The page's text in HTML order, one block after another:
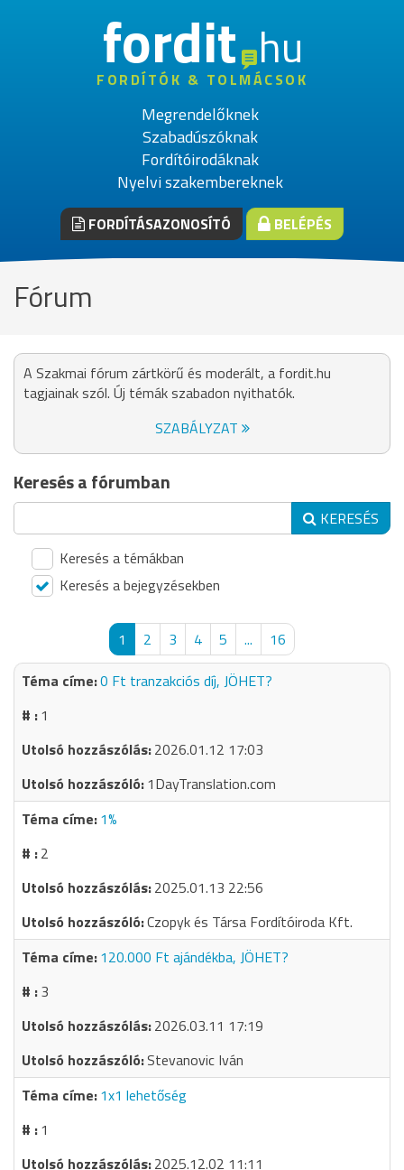
fordithu
FORDÍTÓK & TOLMÁCSOK
Megrendelőknek
Szabadúszóknak
Fordítóirodáknak
Nyelvi szakembereknek
FORDÍTÁSAZONOSÍTÓ BELÉPÉS
Fórum
A Szakmai fórum zártkörű és moderált, a fordit.hu
tagjainak szól. Új témák szabadon nyithatók.
SZABÁLYZAT
Keresés a fórumban
KERESÉS
Keresés a témákban
Keresés a bejegyzésekben
1 2 3 4 5 ...
16
0 Ft tranzakciós díj, JÖHET?
1
2026.01.12 17:03
1DayTranslation.com
1%
2
2025.01.13 22:56
Czopyk és Társa Fordítóiroda Kft.
120.000 Ft ajándékba, JÖHET?
3
2026.03.11 17:19
Stevanovic Iván
1x1 lehetőség
1
2025.12.02 11:11